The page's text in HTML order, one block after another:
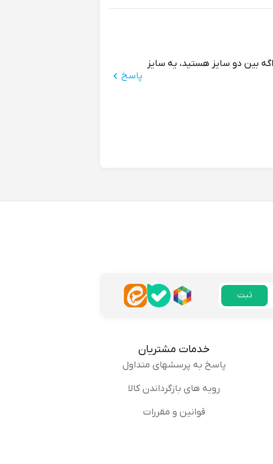
اگه بین دو سایز هستید، یه سایز
پاسخ
قبلش از راهنمای سایز استفاده
پاسخ
کیفیت خوبی داره.
ثبت
خدمات مشتریان
پاسخ به پرسشهای متداول
رویه های بازگرداندن کالا
قوانین و مقررات